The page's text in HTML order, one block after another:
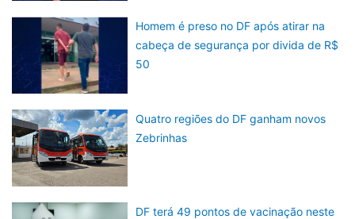
Homem é preso no DF após atirar na
cabeça de segurança por divida de R$
50
Quatro regiões do DF ganham novos
Zebrinhas
DF terá 49 pontos de vacinação neste